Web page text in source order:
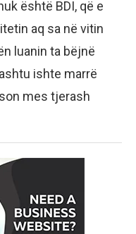
është BDI, që e
aq sa në vitin
luanin ta bëjnë
ishte marrë
mes tjerash